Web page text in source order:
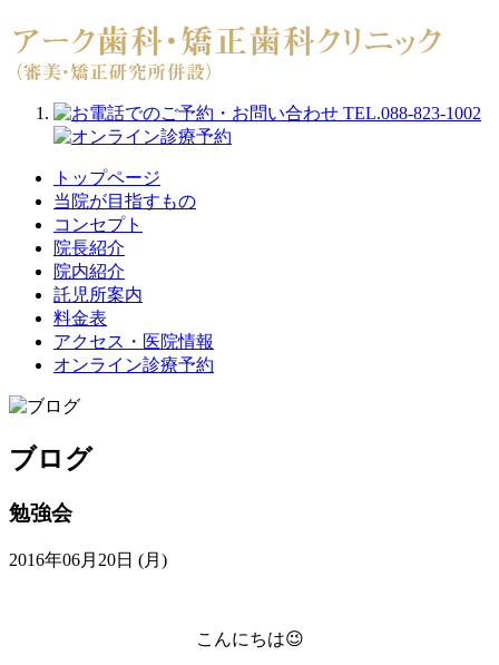
トップページ
当院が目指すもの
コンセプト
院長紹介
院内紹介
託児所案内
料金表
アクセス・医院情報
オンライン診療予約
ブログ
勉強会
2016年06月20日 (月)
こんにちは😉